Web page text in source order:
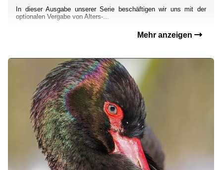
In dieser Ausgabe unserer Serie beschäftigen wir uns mit der
optionalen Vergabe von Alters-...
Mehr anzeigen